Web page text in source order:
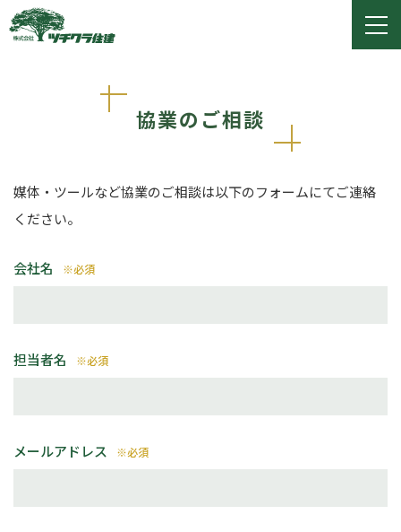
協業のご相談
媒体・ツールなど協業のご相談は以下のフォームにてご連絡
ください。
会社名 ※必須
担当者名 ※必須
メールアドレス ※必須